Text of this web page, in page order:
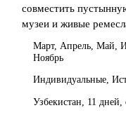
совместить
музеи и живые
Март, Апрель, Май,
Ноябрь
Индивидуальные,
Узбекистан, 11 дней,